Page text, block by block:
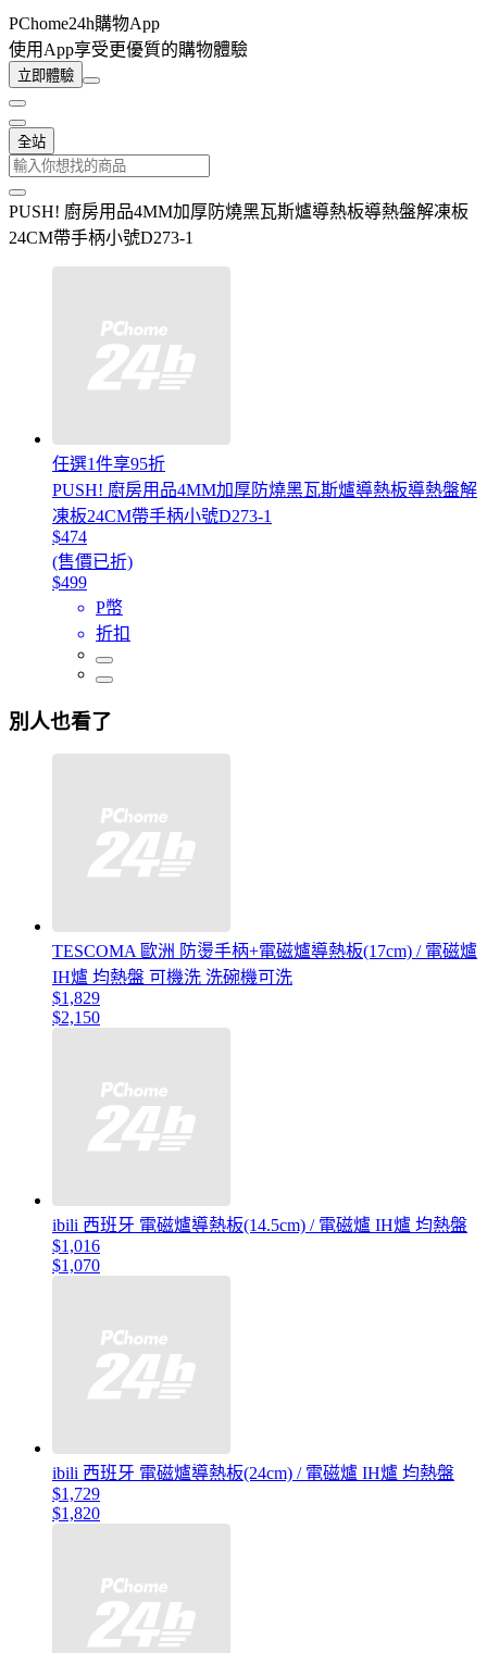
PChome24h購物App
使用App享受更優質的購物體驗
立即體驗
全站
PUSH! 廚房用品4MM加厚防燒黑瓦斯爐導熱板導熱盤解凍板
24CM帶手柄小號D273-1
任選1件享95折
PUSH! 廚房用品4MM加厚防燒黑瓦斯爐導熱板導熱盤解
凍板24CM帶手柄小號D273-1
$474
(售價已折)
$499
P幣
折扣
別人也看了
TESCOMA 歐洲 防燙手柄+電磁爐導熱板(17cm) / 電磁爐
IH爐 均熱盤 可機洗 洗碗機可洗
$1,829
$2,150
ibili 西班牙 電磁爐導熱板(14.5cm) / 電磁爐 IH爐 均熱盤
$1,016
$1,070
ibili 西班牙 電磁爐導熱板(24cm) / 電磁爐 IH爐 均熱盤
$1,729
$1,820